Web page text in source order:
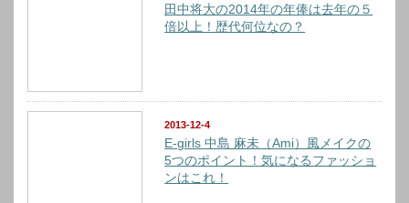
田中将大の2014年の年俸は去年の５
倍以上！歴代何位なの？
2013-12-4
E-girls 中島 麻未（Ami）風メイクの
5つのポイント！気になるファッショ
ンはこれ！